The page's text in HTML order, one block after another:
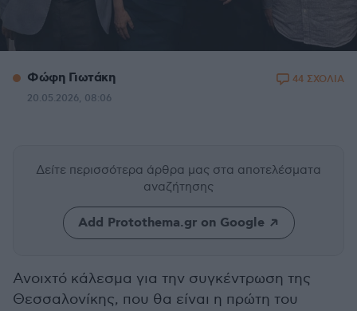
Φώφη Γιωτάκη
20.05.2026, 08:06
44 ΣΧΟΛΙΑ
Δείτε περισσότερα άρθρα μας στα αποτελέσματα
αναζήτησης
Add Protothema.gr on Google
Ανοιχτό κάλεσμα για την συγκέντρωση της
Θεσσαλονίκης, που θα είναι η πρώτη του